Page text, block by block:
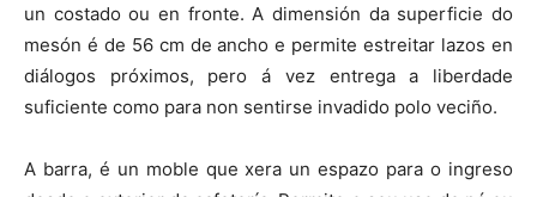
un costado ou en fronte. A dimensión da superficie do
mesón é de 56 cm de ancho e permite estreitar lazos en
diálogos próximos, pero á vez entrega a liberdade
suficiente como para non sentirse invadido polo veciño.
A barra, é un moble que xera un espazo para o ingreso